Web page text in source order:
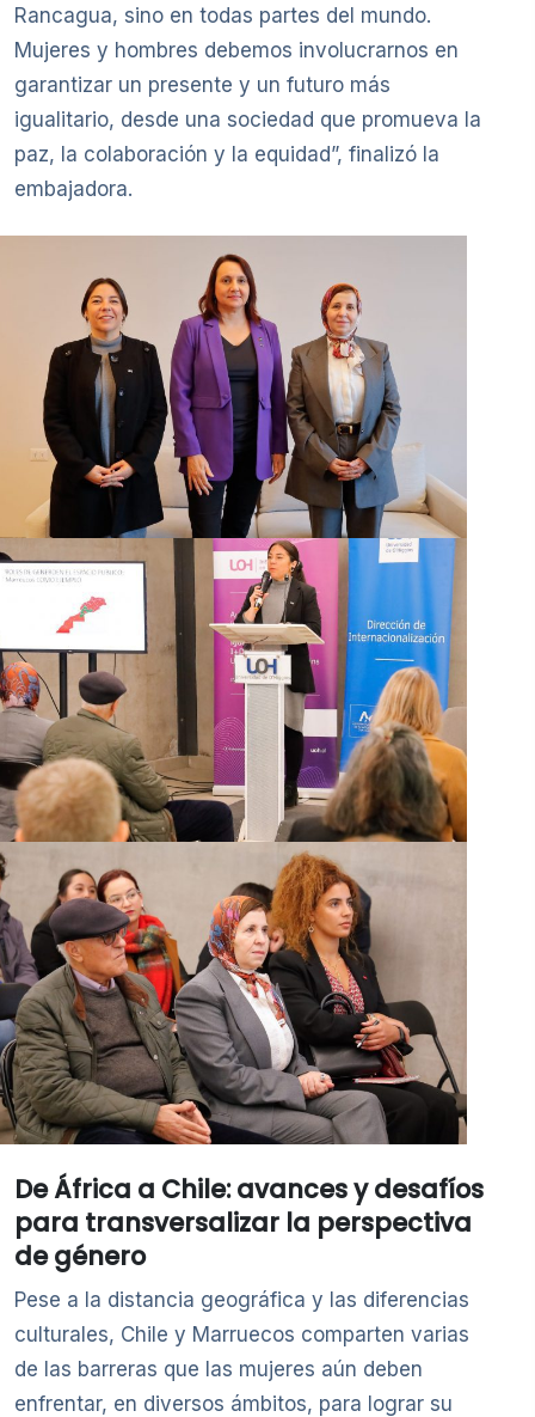
Rancagua, sino en todas partes del mundo.
Mujeres y hombres debemos involucrarnos en
garantizar un presente y un futuro más
igualitario, desde una sociedad que promueva la
paz, la colaboración y la equidad”, finalizó la
embajadora.
De África a Chile: avances y desafíos
para transversalizar la perspectiva
de género
Pese a la distancia geográfica y las diferencias
culturales, Chile y Marruecos comparten varias
de las barreras que las mujeres aún deben
enfrentar, en diversos ámbitos, para lograr su